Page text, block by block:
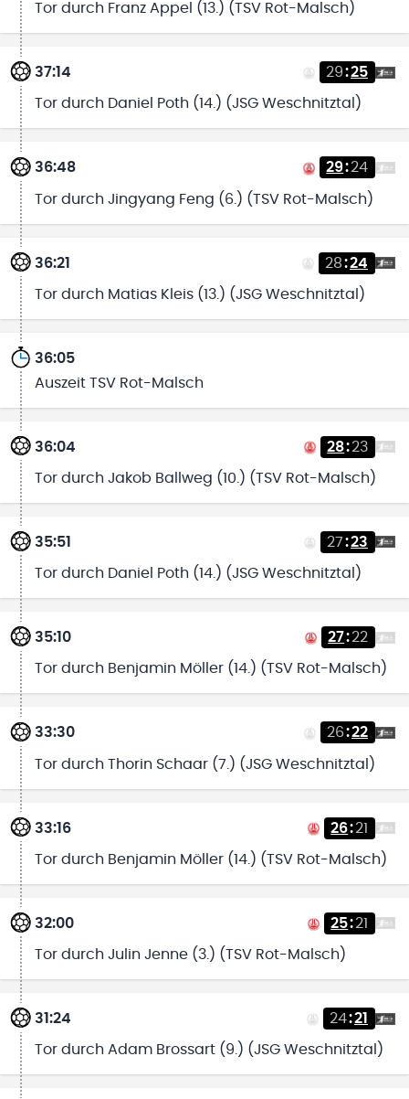
Tor durch Franz Appel (13.) (TSV Rot-Malsch)
37:14 29:25
Tor durch Daniel Poth (14.) (JSG Weschnitztal)
36:48 29:24
Tor durch Jingyang Feng (6.) (TSV Rot-Malsch)
36:21 28:24
Tor durch Matias Kleis (13.) (JSG Weschnitztal)
36:05
Auszeit TSV Rot-Malsch
36:04 28:23
Tor durch Jakob Ballweg (10.) (TSV Rot-Malsch)
35:51 27:23
Tor durch Daniel Poth (14.) (JSG Weschnitztal)
35:10 27:22
Tor durch Benjamin Möller (14.) (TSV Rot-Malsch)
33:30 26:22
Tor durch Thorin Schaar (7.) (JSG Weschnitztal)
33:16 26:21
Tor durch Benjamin Möller (14.) (TSV Rot-Malsch)
32:00 25:21
Tor durch Julin Jenne (3.) (TSV Rot-Malsch)
31:24 24:21
Tor durch Adam Brossart (9.) (JSG Weschnitztal)